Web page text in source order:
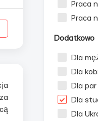
Praca
Praca
Dodatkowo
Dla
Dla
Dla par
Dla
Dla